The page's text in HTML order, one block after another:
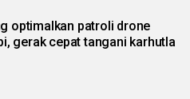
optimalkan patroli drone
gerak cepat tangani karhutla